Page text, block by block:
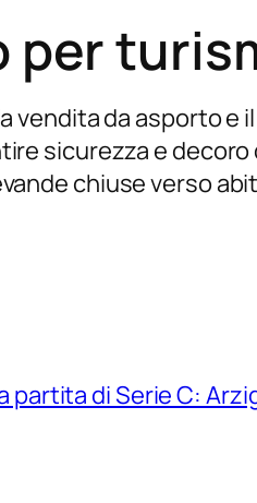
per
vendita da asporto
sicurezza e
chiuse verso
partita di Serie C: